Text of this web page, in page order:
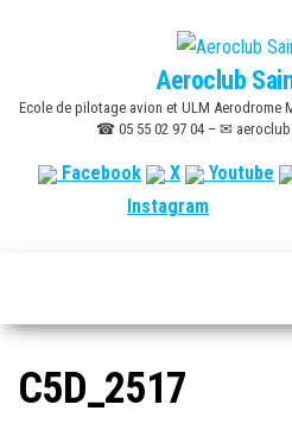
content
Aeroclub
Ecole de pilotage avion et ULM Aerodrome
☎ 05 55 02 97 04 – ✉
Facebook X
Youtube
Instagram
C5D_2517